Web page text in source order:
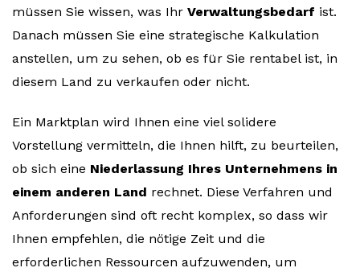
müssen Sie wissen, was Ihr Verwaltungsbedarf ist.
Danach müssen Sie eine strategische Kalkulation
anstellen, um zu sehen, ob es für Sie rentabel ist, in
diesem Land zu verkaufen oder nicht.
Ein Marktplan wird Ihnen eine viel solidere
Vorstellung vermitteln, die Ihnen hilft, zu beurteilen,
ob sich eine Niederlassung Ihres Unternehmens in
einem anderen Land rechnet. Diese Verfahren und
Anforderungen sind oft recht komplex, so dass wir
Ihnen empfehlen, die nötige Zeit und die
erforderlichen Ressourcen aufzuwenden, um